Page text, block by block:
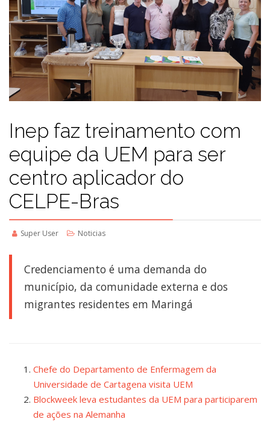
Inep faz treinamento com
equipe da UEM para ser
centro aplicador do
CELPE-Bras
Super User Noticias
Credenciamento é uma demanda do
município, da comunidade externa e dos
migrantes residentes em Maringá
Chefe do Departamento de Enfermagem da
Universidade de Cartagena visita UEM
Blockweek leva estudantes da UEM para participarem
de ações na Alemanha